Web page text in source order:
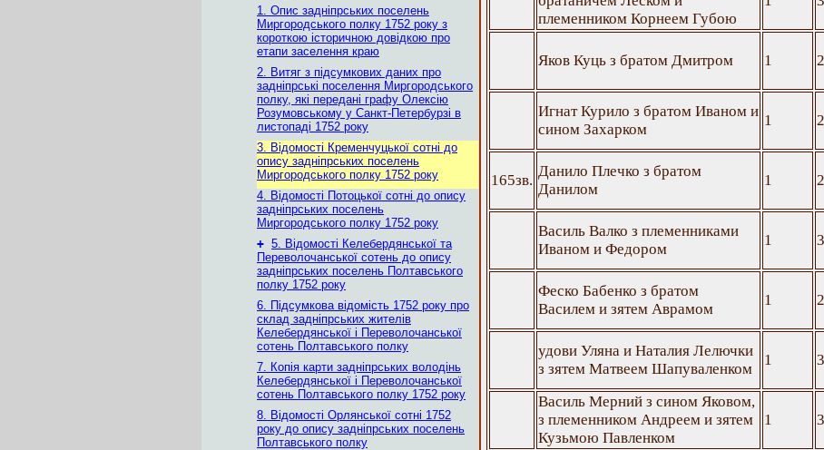
1. Опис задніпрських поселень
Миргородського полку 1752 року з
короткою історичною довідкою про
етапи заселення краю
2. Витяг з підсумкових даних про
задніпрські поселення Миргородського
полку, які передані графу Олексію
Розумовському у Санкт-Петербурзі в
листопаді 1752 року
3. Відомості Кременчуцької сотні до
опису задніпрських поселень
Миргородського полку 1752 року
4. Відомості Потоцької сотні до опису
задніпрських поселень
Миргородського полку 1752 року
+ 5. Відомості Келебердянської та
Переволочанської сотень до опису
задніпрських поселень Полтавського
полку 1752 року
6. Підсумкова відомість 1752 року про
склад задніпрських жителів
Келебердянської і Переволочанської
сотень Полтавського полку
7. Копія карти задніпрських володінь
Келебердянської і Переволочанської
сотень Полтавського полку 1752 року
8. Відомості Орлянської сотні 1752
року до опису задніпрських поселень
Полтавського полку
племенником Корнеем Губою
Яков Куць з братом Дмитром 1 2
Игнат Курило з братом Иваном и
сином Захарком
1 2
165зв.
Данило Плечко з братом
Данилом
1 2
Василь Валко з племенниками
Иваном и Федором
1 3
Феско Бабенко з братом
Василем и зятем Аврамом
1 2
удови Уляна и Наталия Лелючки
з зятем Матвеем Шапуваленком
1 3
Василь Мерний з сином Яковом,
з племенником Андреем и зятем
Кузьмою Павленком
1 3